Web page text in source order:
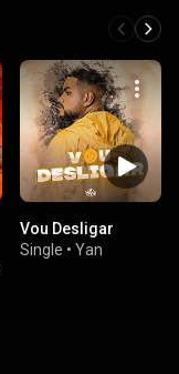
Vou Desligar
Single • Yan